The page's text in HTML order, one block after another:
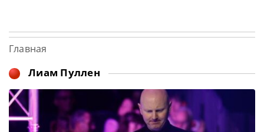
Главная
Лиам Пуллен